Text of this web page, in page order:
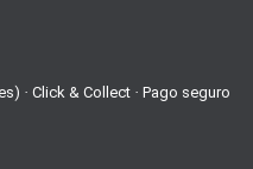
· Click & Collect · Pago seguro